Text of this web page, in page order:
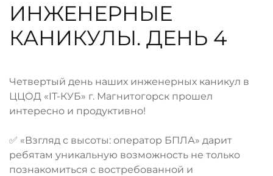
ИНЖЕНЕРНЫЕ
КАНИКУЛЫ. ДЕНЬ 4
Четвертый день наших инженерных каникул в
ЦЦОД «IT-КУБ» г. Магнитогорск прошел
интересно и продуктивно!
✅ «Взгляд с высоты: оператор БПЛА» дарит
ребятам уникальную возможность не только
познакомиться с востребованной и